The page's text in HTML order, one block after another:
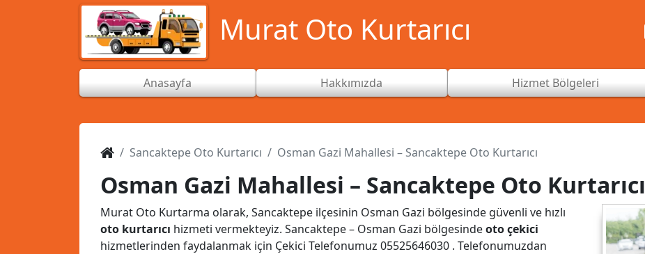
Murat Oto Kurtarıcı
Anasayfa Hakkımızda Hizmet Bölgeleri
Sancaktepe Oto Kurtarıcı Osman Gazi Mahallesi – Sancaktepe Oto Kurtarıcı
Osman Gazi Mahallesi – Sancaktepe Oto Kurtarıcı
Murat Oto Kurtarma olarak, Sancaktepe ilçesinin Osman Gazi bölgesinde güvenli ve hızlı
oto kurtarıcı hizmeti vermekteyiz. Sancaktepe – Osman Gazi bölgesindeoto çekici
hizmetlerinden faydalanmak için Çekici Telefonumuz 05525646030 . Telefonumuzdan